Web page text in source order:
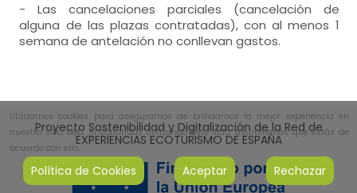
- Las cancelaciones parciales (cancelación de
alguna de las plazas contratadas), con al menos 1
semana de antelación no conllevan gastos.
Proyecto Sostenibilidad y Digitalización de la Red de
EXPERIENCIAS ECOTURISMO DE ESPAÑA
Utilizamos cookies para asegurarnos de brindarnos la mejor experiencia en
nuestro sitio web. Si continúas utilizando este sitio, asumiremos que estás de
acuerdo con ello.
Política de Cookies Aceptar Rechazar